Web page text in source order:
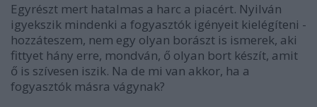
Egyrészt mert hatalmas a harc a piacért. Nyilván
igyekszik mindenki a fogyasztók igényeit kielégíteni -
hozzáteszem, nem egy olyan borászt is ismerek, aki
fittyet hány erre, mondván, ő olyan bort készít, amit
ő is szívesen iszik. Na de mi van akkor, ha a
fogyasztók másra vágynak?